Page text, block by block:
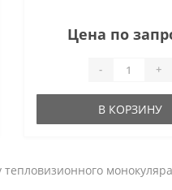
Цена по
- +
В КОРЗИНУ